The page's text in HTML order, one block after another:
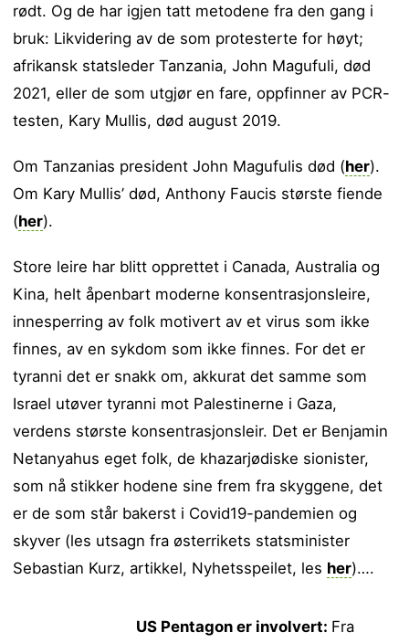
rødt. Og de har igjen tatt metodene fra den gang i
bruk: Likvidering av de som protesterte for høyt;
afrikansk statsleder Tanzania, John Magufuli, død
2021, eller de som utgjør en fare, oppfinner av PCR-
testen, Kary Mullis, død august 2019.
Om Tanzanias president John Magufulis død (her).
Om Kary Mullis’ død, Anthony Faucis største fiende
(her).
Store leire har blitt opprettet i Canada, Australia og
Kina, helt åpenbart moderne konsentrasjonsleire,
innesperring av folk motivert av et virus som ikke
finnes, av en sykdom som ikke finnes. For det er
tyranni det er snakk om, akkurat det samme som
Israel utøver tyranni mot Palestinerne i Gaza,
verdens største konsentrasjonsleir. Det er Benjamin
Netanyahus eget folk, de khazarjødiske sionister,
som nå stikker hodene sine frem fra skyggene, det
er de som står bakerst i Covid19-pandemien og
skyver (les utsagn fra østerrikets statsminister
Sebastian Kurz, artikkel, Nyhetsspeilet, les her)….
US Pentagon er involvert: Fra